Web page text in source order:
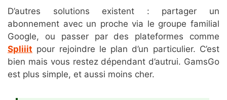
D’autres solutions existent : partager un
abonnement avec un proche via le groupe familial
Google, ou passer par des plateformes comme
Spliiit pour rejoindre le plan d’un particulier. C’est
bien mais vous restez dépendant d’autrui. GamsGo
est plus simple, et aussi moins cher.